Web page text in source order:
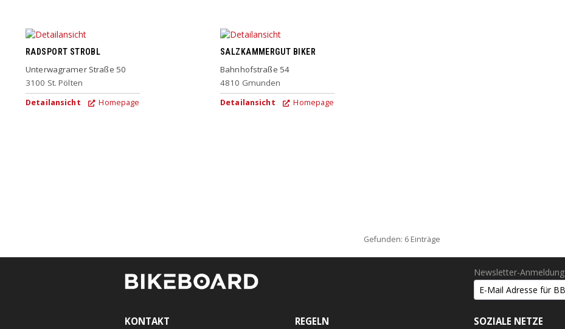
RADSPORT STROBL
Unterwagramer Straße 50
3100 St. Pölten
Detailansicht Homepage
SALZKAMMERGUT BIKER
Bahnhofstraße 54
4810 Gmunden
Detailansicht Homepage
Gefunden: 6 Einträge
Newsletter-Anmeldung
KONTAKT REGELN SOZIALE NETZE